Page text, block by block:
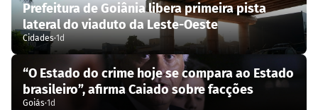
Prefeitura de Goiânia libera primeira pista
lateral do viaduto da Leste-Oeste
Cidades·1d
“O Estado do crime hoje se compara ao Estado
brasileiro”, afirma Caiado sobre facções
Goiás·1d